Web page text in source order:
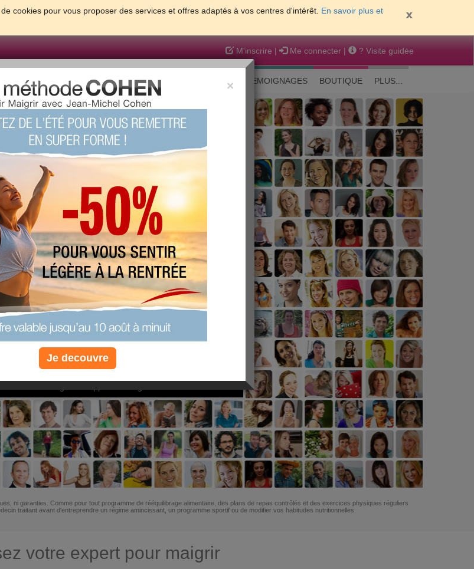
cookies pour vous proposer des services et offres adaptés à vos centres d'intérêt. En savoir plus et
M'inscrire | Me connecter | ? Visite guidée
PSYCHO & TESTS GROSSESSE & BEBE TEMOIGNAGES BOUTIQUE PLUS...
pour maigrir et être bien dans sa peau
PLUS
SANTÉ
PLUS
COACHING
Non, je préfère le régime gratuit
ni garanties. Comme pour tout programme de rééquilibrage alimentaire, des plans de repas contrôlés et des exercices physiques réguliers
traitant avant d'entreprendre un régime amincissant, un programme sportif ou de modifier vos habitudes nutritionnelles.
votre expert pour maigrir
×
Je decouvre